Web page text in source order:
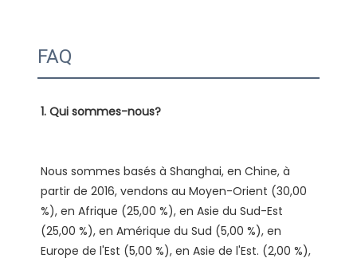
FAQ
Nous sommes basés à Shanghai, en Chine, à
partir de 2016, vendons au Moyen-Orient (30,00
%), en Afrique (25,00 %), en Asie du Sud-Est
(25,00 %), en Amérique du Sud (5,00 %), en
Europe de l'Est (5,00 %), en Asie de l'Est. (2,00 %),